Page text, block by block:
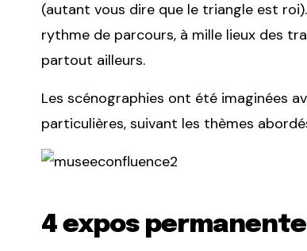
(autant vous dire que le triangle est
rythme de parcours, à mille lieux des
partout ailleurs.
Les scénographies ont été imaginées
particulières, suivant les thèmes
4 expos